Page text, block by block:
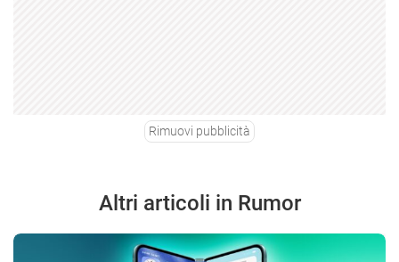
Rimuovi pubblicità
Altri articoli in Rumor